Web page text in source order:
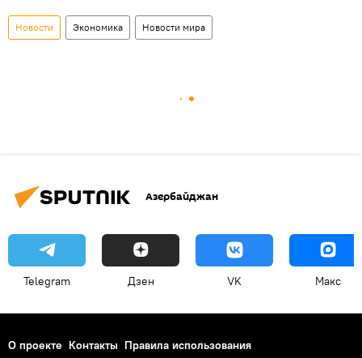
Новости Экономика Новости мира
Азербайджан
Telegram Дзен VK Макс
О проекте Контакты Правила использования